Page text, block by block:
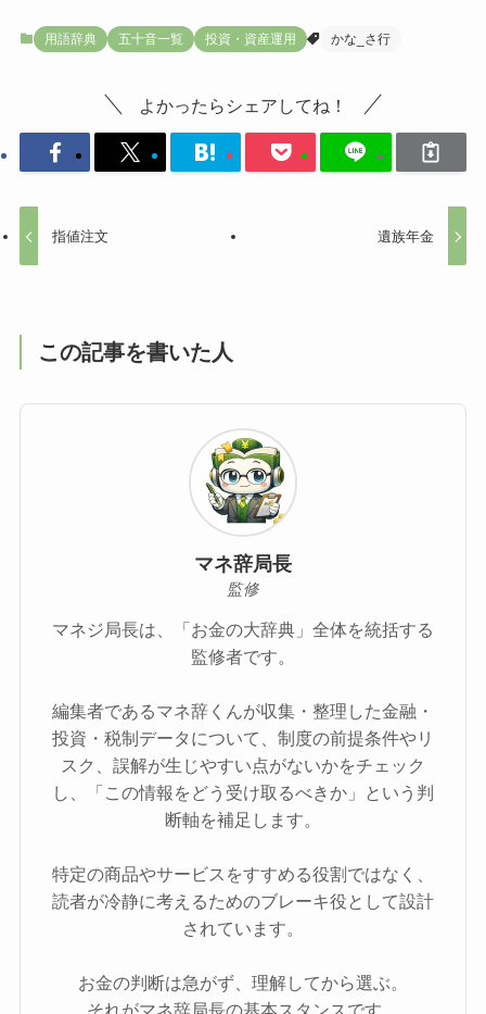
用語辞典 五十音一覧 投資・資産運用 かな_さ行
よかったらシェアしてね！
指値注文 遺族年金
この記事を書いた人
マネ辞局長
監修
マネジ局長は、「お金の大辞典」全体を統括する
監修者です。
編集者であるマネ辞くんが収集・整理した金融・
投資・税制データについて、制度の前提条件やリ
スク、誤解が生じやすい点がないかをチェック
し、「この情報をどう受け取るべきか」という判
断軸を補足します。
特定の商品やサービスをすすめる役割ではなく、
読者が冷静に考えるためのブレーキ役として設計
されています。
お金の判断は急がず、理解してから選ぶ。
それがマネ辞局長の基本スタンスです。